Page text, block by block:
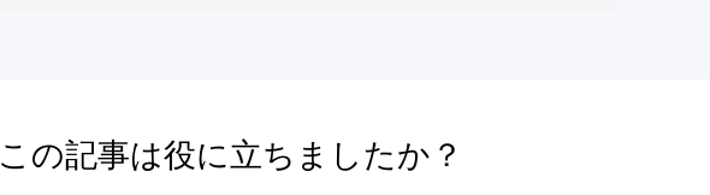
この記事は役に立ちましたか？